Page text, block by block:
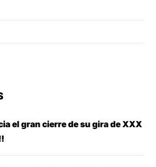
el gran cierre de su gira de XXX